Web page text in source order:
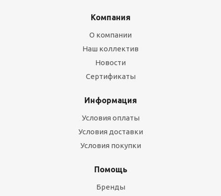
Компания
О компании
Наш коллектив
Новости
Сертификаты
Информация
Условия оплаты
Условия доставки
Условия покупки
Помощь
Бренды